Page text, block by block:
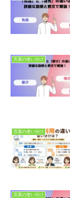
言葉の使い分け
言葉の使い分け
言葉の使い分け